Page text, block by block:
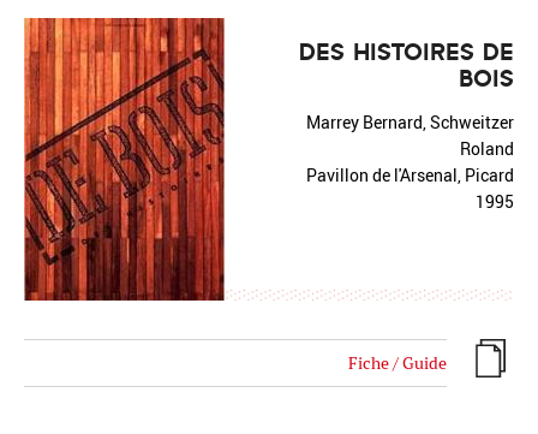
DES HISTOIRES DE
BOIS
Marrey Bernard, Schweitzer
Roland
Pavillon de l'Arsenal, Picard
1995
Fiche / Guide